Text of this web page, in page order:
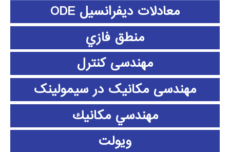
معادلات دیفرانسیل ODE
منطق فازي
مهندسی کنترل
مهندسی مکانیک در سیمولینک
مهندسي مكانيك
ویولت